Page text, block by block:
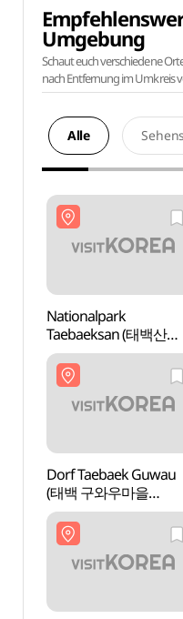
Umgebung
Schaut euch verschiedene
nach Entfernung im Umkreis
Alle
Nationalpark
Taebaeksan (태백산
국립공원)
Dorf Taebaek Guwau
(태백 구와우마을
(고원자생식물원))